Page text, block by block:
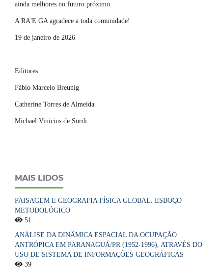
ainda melhores no futuro próximo.
A RA'E GA agradece a toda comunidade!
19 de janeiro de 2026
Editores
Fábio Marcelo Breunig
Catherine Torres de Almeida
Michael Vinicius de Sordi
MAIS LIDOS
PAISAGEM E GEOGRAFIA FÍSICA GLOBAL. ESBOÇO
METODOLÓGICO
51
ANÁLISE DA DINÂMICA ESPACIAL DA OCUPAÇÃO
ANTRÓPICA EM PARANAGUÁ/PR (1952-1996), ATRAVÉS DO
USO DE SISTEMA DE INFORMAÇÕES GEOGRÁFICAS
39